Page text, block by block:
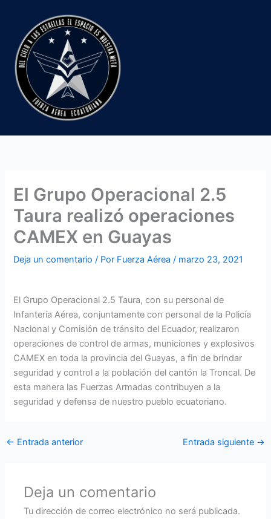
contenido
El Grupo Operacional 2.5
Taura realizó operaciones
CAMEX en Guayas
Deja un comentario / Por Fuerza Aérea/ marzo 23, 2021
El Grupo Operacional 2.5 Taura, con su personal de
Infantería Aérea, conjuntamente con personal de la Policía
Nacional y Comisión de tránsito del Ecuador, realizaron
operaciones de control de armas, municiones y explosivos
CAMEX en toda la provincia del Guayas, a fin de brindar
seguridad y control a la población del cantón la Troncal. De
esta manera las Fuerzas Armadas contribuyen a la
seguridad y defensa de nuestro pueblo ecuatoriano.
← Entrada anterior Entrada siguiente →
Deja un comentario
Tu dirección de correo electrónico no será publicada.